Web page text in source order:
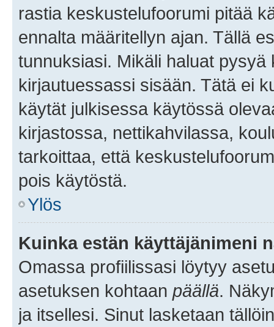
rastia keskustelufoorumi pitää
ennalta määritellyn ajan. Tällä
tunnuksiasi. Mikäli haluat
kirjautuessassi sisään. Tätä ei
käytät julkisessa käytössä
kirjastossa, nettikahvilassa,
tarkoittaa, että
pois käytöstä.
Ylös
Kuinka estän käyttäjänimeni
Omassa profiilissasi löytyy
asetuksen kohtaan päällä.
ja itsellesi. Sinut lasketaan